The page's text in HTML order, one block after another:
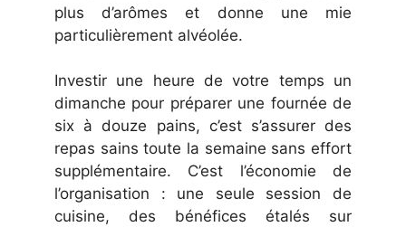
plus d’arômes et donne une mie
particulièrement alvéolée.
Investir une heure de votre temps un
dimanche pour préparer une fournée de
six à douze pains, c’est s’assurer des
repas sains toute la semaine sans effort
supplémentaire. C’est l’économie de
l’organisation : une seule session de
cuisine, des bénéfices étalés sur